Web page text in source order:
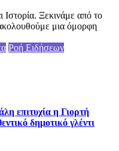
Ξεκινάμε από το
μια όμορφη
Ροή Ειδήσεων
επιτυχία η Γιορτή
δημοτικό γλέντι